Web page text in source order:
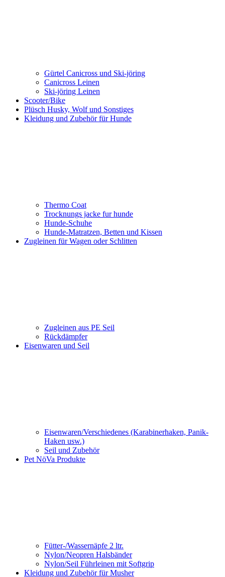
Gürtel Canicross und Ski-jöring
Canicross Leinen
Ski-jöring Leinen
Scooter/Bike
Plüsch Husky, Wolf und Sonstiges
Kleidung und Zubehör für Hunde
Thermo Coat
Trocknungs jacke fur hunde
Hunde-Schuhe
Hunde-Matratzen, Betten und Kissen
Zugleinen für Wagen oder Schlitten
Zugleinen aus PE Seil
Rückdämpfer
Eisenwaren und Seil
Eisenwaren/Verschiedenes (Karabinerhaken, Panik-
Haken usw.)
Seil und Zubehör
Pet NöVa Produkte
Fütter-/Wassernäpfe 2 ltr.
Nylon/Neopren Halsbänder
Nylon/Seil Führleinen mit Softgrip
Kleidung und Zubehör für Musher